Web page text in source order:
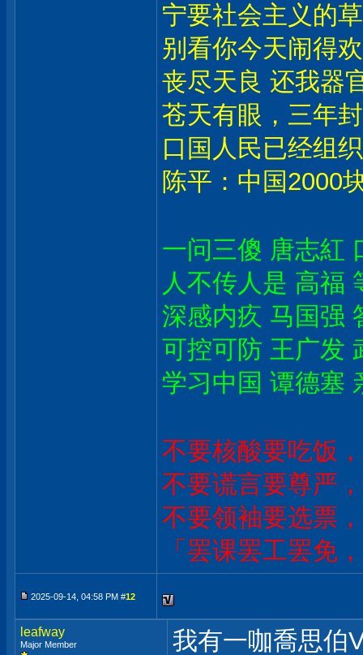
宁要社会主义的
别看你今天闹得
丧尽天良 还我器
苍天有眼，三年
口国人民已经组
陈平：中国2000
一问三傻 唐志紅
人不传人是 高福
深感内疚 马国强
可控可防 王广发
学习中国 谭德塞
不要核酸要吃饭
不要谎言要尊严
不要领袖要选票
「罢课罢工罢免
2025-09-14, 04:58 PM #12
leafway
Major Member
我有一咖喬思伯